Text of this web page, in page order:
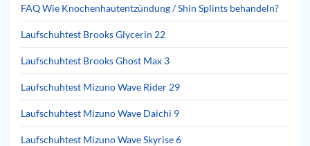
FAQ Wie Knochenhautentzündung / Shin Splints behandeln?
Laufschuhtest Brooks Glycerin 22
Laufschuhtest Brooks Ghost Max 3
Laufschuhtest Mizuno Wave Rider 29
Laufschuhtest Mizuno Wave Daichi 9
Laufschuhtest Mizuno Wave Skyrise 6